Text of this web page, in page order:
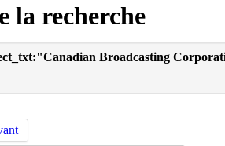
la recherche
Broadcasting